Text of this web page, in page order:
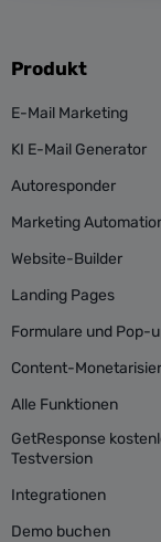
Produkt
E-Mail Marketing
KI E-Mail Generator
Autoresponder
Marketing
Website-Builder
Landing Pages
Formulare und Pop-
Content-
Alle Funktionen
GetResponse
Testversion
Integrationen
Demo buchen